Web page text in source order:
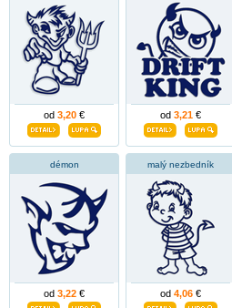
od 3,20 € od 3,21 €
démon
od 3,22 €
malý nezbedník
od 4,06 €